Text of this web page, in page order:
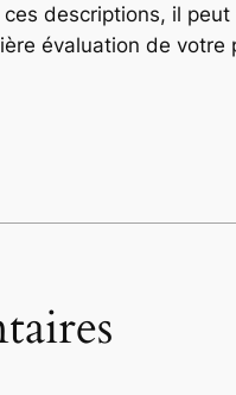
descriptions, il
évaluation de